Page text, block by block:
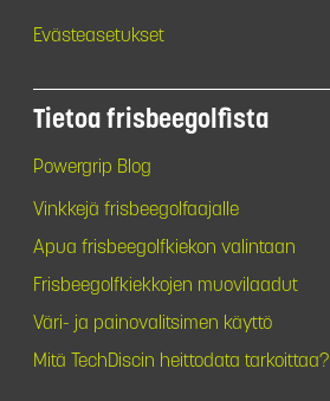
Evästeasetukset
Tietoa frisbeegolfista
Powergrip Blog
Vinkkejä frisbeegolfaajalle
Apua frisbeegolfkiekon valintaan
Frisbeegolfkiekkojen muovilaadut
Väri- ja painovalitsimen käyttö
Mitä TechDiscin heittodata tarkoittaa?